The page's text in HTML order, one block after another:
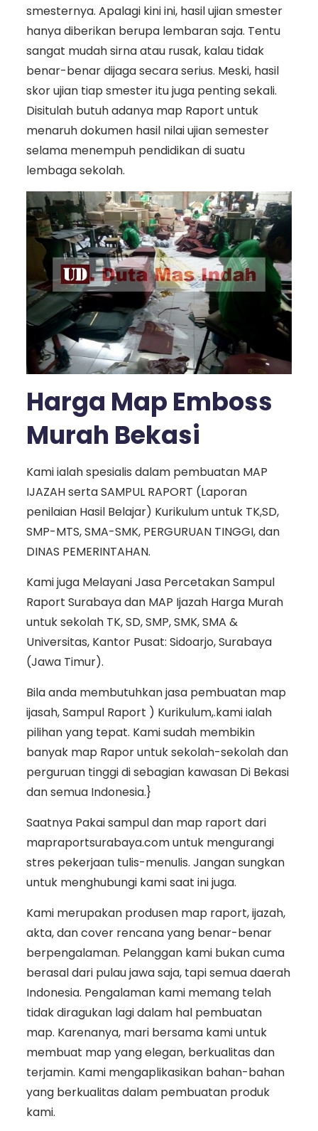
smesternya. Apalagi kini ini, hasil ujian smester
hanya diberikan berupa lembaran saja. Tentu
sangat mudah sirna atau rusak, kalau tidak
benar-benar dijaga secara serius. Meski, hasil
skor ujian tiap smester itu juga penting sekali.
Disitulah butuh adanya map Raport untuk
menaruh dokumen hasil nilai ujian semester
selama menempuh pendidikan di suatu
lembaga sekolah.
Harga Map Emboss
Murah Bekasi
Kami ialah spesialis dalam pembuatan MAP
IJAZAH serta SAMPUL RAPORT (Laporan
penilaian Hasil Belajar) Kurikulum untuk TK,SD,
SMP-MTS, SMA-SMK, PERGURUAN TINGGI, dan
DINAS PEMERINTAHAN.
Kami juga Melayani Jasa Percetakan Sampul
Raport Surabaya dan MAP Ijazah Harga Murah
untuk sekolah TK, SD, SMP, SMK, SMA &
Universitas, Kantor Pusat: Sidoarjo, Surabaya
(Jawa Timur).
Bila anda membutuhkan jasa pembuatan map
ijasah, Sampul Raport ) Kurikulum,.kami ialah
pilihan yang tepat. Kami sudah membikin
banyak map Rapor untuk sekolah-sekolah dan
perguruan tinggi di sebagian kawasan Di Bekasi
dan semua Indonesia.}
Saatnya Pakai sampul dan map raport dari
mapraportsurabaya.com untuk mengurangi
stres pekerjaan tulis-menulis. Jangan sungkan
untuk menghubungi kami saat ini juga.
Kami merupakan produsen map raport, ijazah,
akta, dan cover rencana yang benar-benar
berpengalaman. Pelanggan kami bukan cuma
berasal dari pulau jawa saja, tapi semua daerah
Indonesia. Pengalaman kami memang telah
tidak diragukan lagi dalam hal pembuatan
map. Karenanya, mari bersama kami untuk
membuat map yang elegan, berkualitas dan
terjamin. Kami mengaplikasikan bahan-bahan
yang berkualitas dalam pembuatan produk
kami.